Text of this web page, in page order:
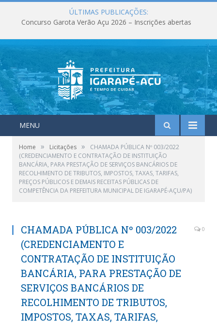
ÚLTIMAS PUBLICAÇÕES:
Concurso Garota Verão Açu 2026 – Inscrições abertas
MENU
Home » Licitações »
CHAMADA PÚBLICA Nº 003/2022
(CREDENCIAMENTO E CONTRATAÇÃO DE INSTITUIÇÃO
BANCÁRIA, PARA PRESTAÇÃO DE SERVIÇOS BANCÁRIOS DE
RECOLHIMENTO DE TRIBUTOS, IMPOSTOS, TAXAS, TARIFAS,
PREÇOS PÚBLICOS E DEMAIS RECEITAS PÚBLICAS DE
COMPETÊNCIA DA PREFEITURA MUNICIPAL DE IGARAPÉ-AÇU/PA)
CHAMADA PÚBLICA Nº 003/2022
(CREDENCIAMENTO E
CONTRATAÇÃO DE INSTITUIÇÃO
BANCÁRIA, PARA PRESTAÇÃO DE
SERVIÇOS BANCÁRIOS DE
RECOLHIMENTO DE TRIBUTOS,
IMPOSTOS, TAXAS, TARIFAS,
0